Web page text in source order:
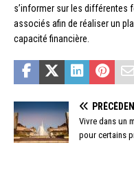
s’informer sur les différentes
associés afin de réaliser un
capacité financière.
Vivre dans un
pour certains